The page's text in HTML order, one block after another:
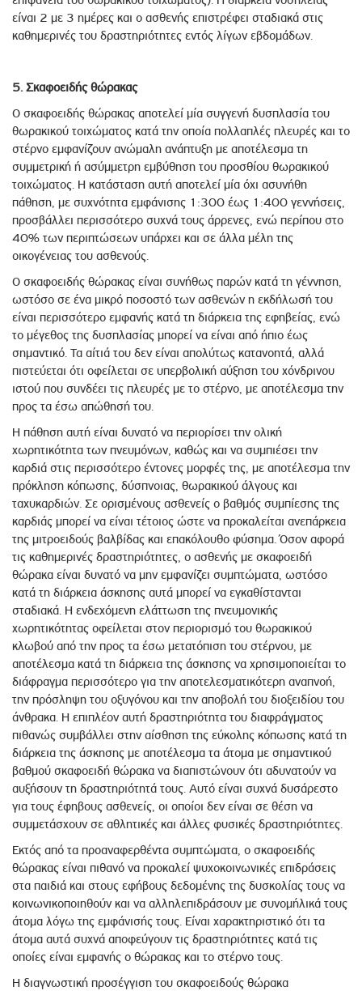
είναι 2 με 3 ημέρες και ο ασθενής επιστρέφει σταδιακά στις
καθημερινές του δραστηριότητες εντός λίγων εβδομάδων.
5. Σκαφοειδής θώρακας
Ο σκαφοειδής θώρακας αποτελεί μία συγγενή δυσπλασία του
θωρακικού τοιχώματος κατά την οποία πολλαπλές πλευρές και το
στέρνο εμφανίζουν ανώμαλη ανάπτυξη με αποτέλεσμα τη
συμμετρική ή ασύμμετρη εμβύθηση του προσθίου θωρακικού
τοιχώματος. Η κατάσταση αυτή αποτελεί μία όχι ασυνήθη
πάθηση, με συχνότητα εμφάνισης 1:300 έως 1:400 γεννήσεις,
προσβάλλει περισσότερο συχνά τους άρρενες, ενώ περίπου στο
40% των περιπτώσεων υπάρχει και σε άλλα μέλη της
οικογένειας του ασθενούς.
Ο σκαφοειδής θώρακας είναι συνήθως παρών κατά τη γέννηση,
ωστόσο σε ένα μικρό ποσοστό των ασθενών η εκδήλωσή του
είναι περισσότερο εμφανής κατά τη διάρκεια της εφηβείας, ενώ
το μέγεθος της δυσπλασίας μπορεί να είναι από ήπιο έως
σημαντικό. Τα αίτιά του δεν είναι απολύτως κατανοητά, αλλά
πιστεύεται ότι οφείλεται σε υπερβολική αύξηση του χόνδρινου
ιστού που συνδέει τις πλευρές με το στέρνο, με αποτέλεσμα την
προς τα έσω απώθησή του.
Η πάθηση αυτή είναι δυνατό να περιορίσει την ολική
χωρητικότητα των πνευμόνων, καθώς και να συμπιέσει την
καρδιά στις περισσότερο έντονες μορφές της, με αποτέλεσμα την
πρόκληση κόπωσης, δύσπνοιας, θωρακικού άλγους και
ταχυκαρδιών. Σε ορισμένους ασθενείς ο βαθμός συμπίεσης της
καρδιάς μπορεί να είναι τέτοιος ώστε να προκαλείται ανεπάρκεια
της μιτροειδούς βαλβίδας και επακόλουθο φύσημα. Όσον αφορά
τις καθημερινές δραστηριότητες, ο ασθενής με σκαφοειδή
θώρακα είναι δυνατό να μην εμφανίζει συμπτώματα, ωστόσο
κατά τη διάρκεια άσκησης αυτά μπορεί να εγκαθίστανται
σταδιακά. Η ενδεχόμενη ελάττωση της πνευμονικής
χωρητικότητας οφείλεται στον περιορισμό του θωρακικού
κλωβού από την προς τα έσω μετατόπιση του στέρνου, με
αποτέλεσμα κατά τη διάρκεια της άσκησης να χρησιμοποιείται το
διάφραγμα περισσότερο για την αποτελεσματικότερη αναπνοή,
την πρόσληψη του οξυγόνου και την αποβολή του διοξειδίου του
άνθρακα. Η επιπλέον αυτή δραστηριότητα του διαφράγματος
πιθανώς συμβάλλει στην αίσθηση της εύκολης κόπωσης κατά τη
διάρκεια της άσκησης με αποτέλεσμα τα άτομα με σημαντικού
βαθμού σκαφοειδή θώρακα να διαπιστώνουν ότι αδυνατούν να
αυξήσουν τη δραστηριότητά τους. Αυτό είναι συχνά δυσάρεστο
για τους έφηβους ασθενείς, οι οποίοι δεν είναι σε θέση να
συμμετάσχουν σε αθλητικές και άλλες φυσικές δραστηριότητες.
Εκτός από τα προαναφερθέντα συμπτώματα, ο σκαφοειδής
θώρακας είναι πιθανό να προκαλεί ψυχοκοινωνικές επιδράσεις
στα παιδιά και στους εφήβους δεδομένης της δυσκολίας τους να
κοινωνικοποιηθούν και να αλληλεπιδράσουν με συνομήλικά τους
άτομα λόγω της εμφάνισής τους. Είναι χαρακτηριστικό ότι τα
άτομα αυτά συχνά αποφεύγουν τις δραστηριότητες κατά τις
οποίες είναι εμφανής ο θώρακας και το στέρνο τους.
Η διαγνωστική προσέγγιση του σκαφοειδούς θώρακα